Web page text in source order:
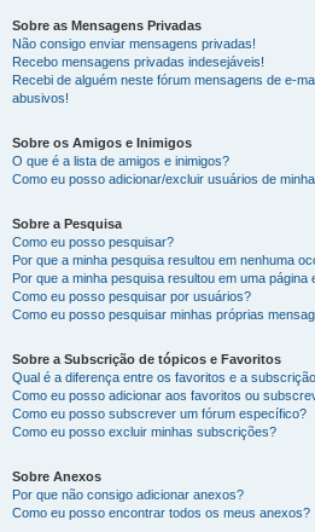
Sobre as Mensagens Privadas
Não consigo enviar mensagens privadas!
Recebo mensagens privadas indesejáveis!
Recebi de alguém neste fórum mensagens de e-
abusivos!
Sobre os Amigos e Inimigos
O que é a lista de amigos e inimigos?
Como eu posso adicionar/excluir usuários de
Sobre a Pesquisa
Como eu posso pesquisar?
Por que a minha pesquisa resultou em nenhuma
Por que a minha pesquisa resultou em uma página
Como eu posso pesquisar por usuários?
Como eu posso pesquisar minhas próprias
Sobre a Subscrição de tópicos e Favoritos
Qual é a diferença entre os favoritos e a
Como eu posso adicionar aos favoritos ou
Como eu posso subscrever um fórum específico?
Como eu posso excluir minhas subscrições?
Sobre Anexos
Por que não consigo adicionar anexos?
Como eu posso encontrar todos os meus anexos?